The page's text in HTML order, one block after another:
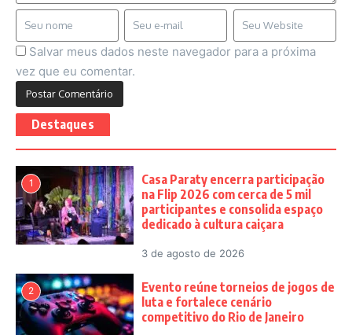
Salvar meus dados neste navegador para a próxima
vez que eu comentar.
Destaques
1
Casa Paraty encerra participação
na Flip 2026 com cerca de 5 mil
participantes e consolida espaço
dedicado à cultura caiçara
3 de agosto de 2026
2
Evento reúne torneios de jogos de
luta e fortalece cenário
competitivo do Rio de Janeiro